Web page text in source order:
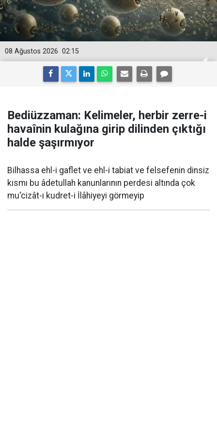
02:15
08 Ağustos 2026
Bediüzzaman: Kelimeler, herbir zerre-i
havaînin kulağına girip dilinden çıktığı
halde şaşırmıyor
Bilhassa ehl-i gaflet ve ehl-i tabiat ve felsefenin dinsiz
kısmı bu âdetullah kanunlarının perdesi altında çok
mu'cizât-ı kudret-i İlâhiyeyi görmeyip